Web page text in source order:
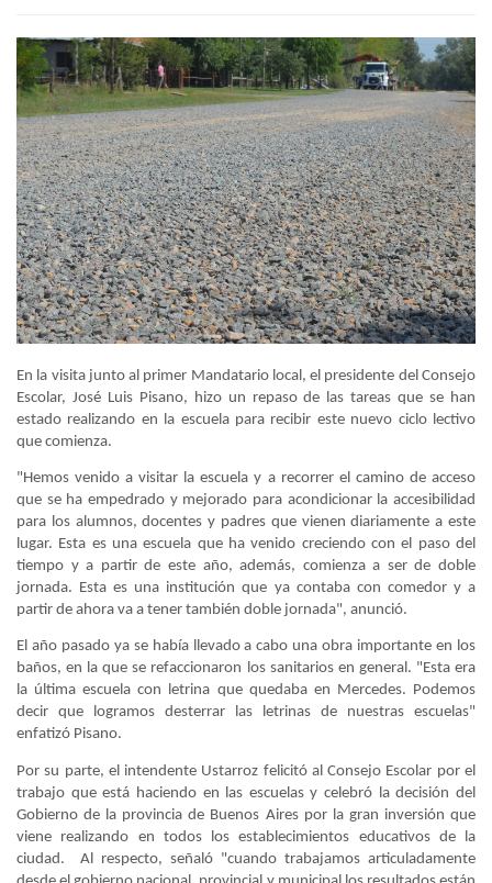
En la visita junto al primer Mandatario local, el presidente del Consejo
Escolar, José Luis Pisano, hizo un repaso de las tareas que se han
estado realizando en la escuela para recibir este nuevo ciclo lectivo
que comienza.
"Hemos venido a visitar la escuela y a recorrer el camino de acceso
que se ha empedrado y mejorado para acondicionar la accesibilidad
para los alumnos, docentes y padres que vienen diariamente a este
lugar. Esta es una escuela que ha venido creciendo con el paso del
tiempo y a partir de este año, además, comienza a ser de doble
jornada. Esta es una institución que ya contaba con comedor y a
partir de ahora va a tener también doble jornada", anunció.
El año pasado ya se había llevado a cabo una obra importante en los
baños, en la que se refaccionaron los sanitarios en general. "Esta era
la última escuela con letrina que quedaba en Mercedes. Podemos
decir que logramos desterrar las letrinas de nuestras escuelas"
enfatizó Pisano.
Por su parte, el intendente Ustarroz felicitó al Consejo Escolar por el
trabajo que está haciendo en las escuelas y celebró la decisión del
Gobierno de la provincia de Buenos Aires por la gran inversión que
viene realizando en todos los establecimientos educativos de la
ciudad.
Al respecto, señaló "cuando trabajamos articuladamente